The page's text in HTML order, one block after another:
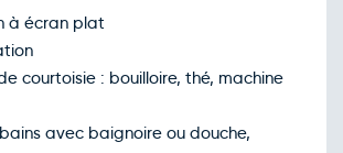
284€ /pers
284€ /pers
289€ /pers
à écran plat
courtoisie : bouilloire, thé, machine
avec baignoire ou douche,